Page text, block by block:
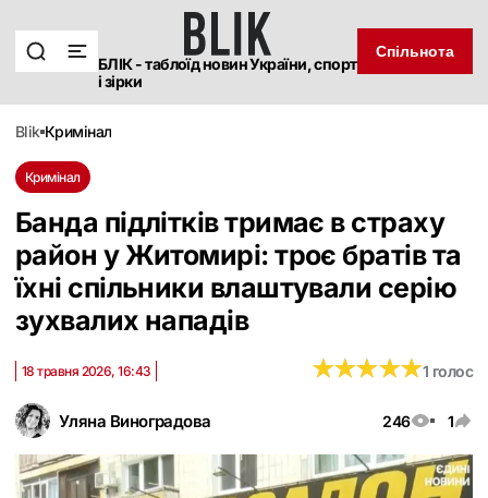
БЛІК - таблоїд новин України, спорт
і зірки
Спільнота
blik кримінал
Кримінал
Банда підлітків тримає в страху
район у Житомирі: троє братів та
їхні спільники влаштували серію
зухвалих нападів
Уляна Виноградова 246 1
18 травня 2026, 16:43 ★★★★★
★★★★★1 голос